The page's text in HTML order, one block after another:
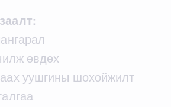
өвдөх
уушгины шохойжилт